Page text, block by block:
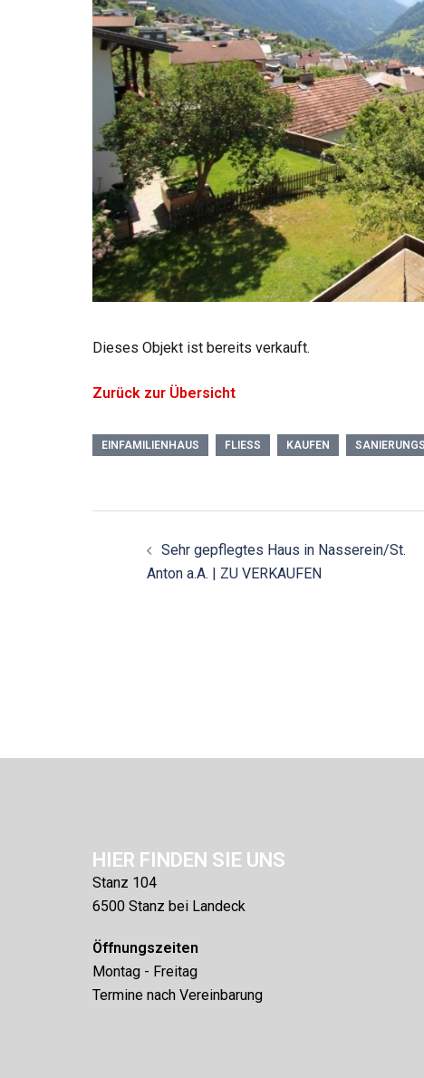
Dieses Objekt ist bereits verkauft.
Zurück zur Übersicht
EINFAMILIENHAUS FLIESS KAUFEN
Beitragsnavigation
Sehr gepflegtes Haus in Nasserein/St.
Anton a.A. | ZU VERKAUFEN
HIER FINDEN SIE UNS
Stanz 104
6500 Stanz bei Landeck
Öffnungszeiten
Montag - Freitag
Termine nach Vereinbarung